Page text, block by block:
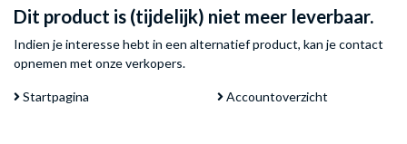
Dit product is (tijdelijk) niet meer leverbaar.
Indien je interesse hebt in een alternatief product, kan jecontact
opnemen met onze verkopers.
Startpagina Accountoverzicht